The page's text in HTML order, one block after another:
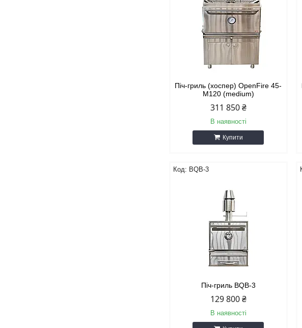
Піч-гриль (хоспер) OpenFire 45-
M120 (medium)
311 850 ₴
В наявності
Купити
BQB-3
Піч-гриль BQB-3
129 800 ₴
В наявності